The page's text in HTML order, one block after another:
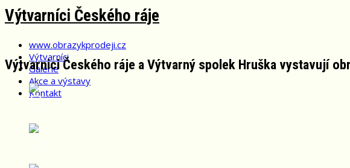
Skip
to
Výtvarníci Českého ráje
www.obrazykprodeji.cz
Výtvarníci
Galerie
Akce a výstavy
Kontakt
Výtvarnici Českého ráje a Výtvarný spolek Hruška vystavují